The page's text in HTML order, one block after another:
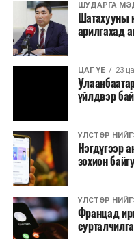
ШУДАРГА
Шатахууны
арилгахад
ЦАГ ҮЕ 23
үйлдвэр
УЛСТӨР
Нэгдүгээр
зохион
УЛСТӨР
Францад